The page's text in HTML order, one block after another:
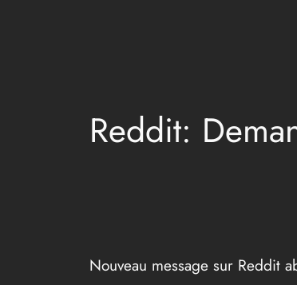
Reddit:
Nouveau message sur Reddit